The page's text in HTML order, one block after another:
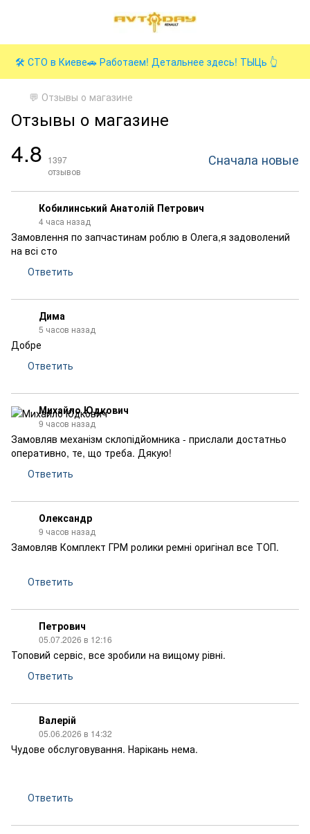
🛠️ СТО в Киеве🚗 Работаем! Детальнее здесь! ТЫЦь 👆
💬 Отзывы о магазине
Отзывы о магазине
4.8 1397
отзывов
Сначала новые
Кобилинський Анатолій Петрович
4 часа назад
Замовлення по запчастинам роблю в Олега,я задоволений
на всі сто
Ответить
Дима
5 часов назад
Добре
Ответить
Михайло Юдкович
9 часов назад
Замовляв механізм склопідйомника - прислали достатньо
оперативно, те, що треба. Дякую!
Ответить
Олександр
9 часов назад
Замовляв Комплект ГРМ ролики ремні оригінал все ТОП.
Ответить
Петрович
05.07.2026 в 12:16
Топовий сервіс, все зробили на вищому рівні.
Ответить
Валерій
05.06.2026 в 14:32
Чудове обслуговування. Нарікань нема.
Ответить